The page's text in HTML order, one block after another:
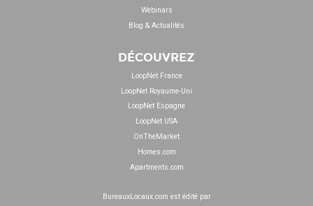
Webinars
Blog & Actualités
DÉCOUVREZ
LoopNet France
LoopNet Royaume-Uni
LoopNet Espagne
LoopNet USA
OnTheMarket
Homes.com
Apartments.com
BureauxLocaux.com est édité par